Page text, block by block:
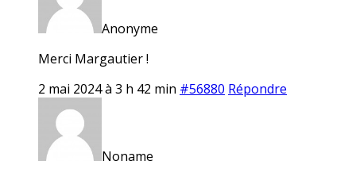
Anonyme
Merci Margautier !
2 mai 2024 à 3 h 42 min #56880 Répondre
Noname